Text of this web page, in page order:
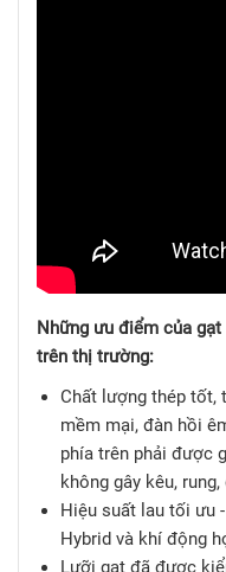
Những ưu điểm của
trên thị trường:
Chất lượng thép tốt,
mềm mại, đàn hồi
phía trên phải được
không gây kêu,
Hiệu suất lau tối ưu
Hybrid và khí động
Lưỡi gạt đã được